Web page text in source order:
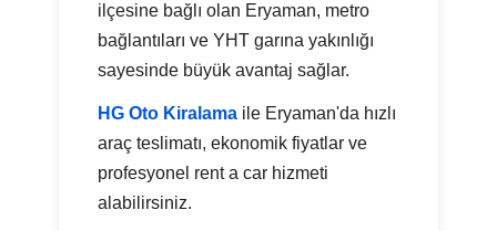
ilçesine bağlı olan Eryaman, metro
bağlantıları ve YHT garına yakınlığı
sayesinde büyük avantaj sağlar.
HG Oto Kiralama ile Eryaman'da hızlı
araç teslimatı, ekonomik fiyatlar ve
profesyonel rent a car hizmeti
alabilirsiniz.